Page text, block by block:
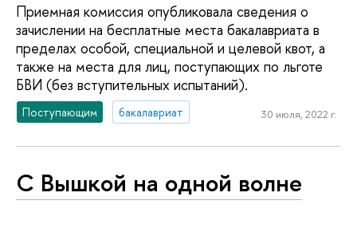
Приемная комиссия опубликовала сведения о
зачислении на бесплатные места бакалавриата в
пределах особой, специальной и целевой квот, а
также на места для лиц, поступающих по льготе
БВИ (без вступительных испытаний).
Поступающим бакалавриат 30 июля, 2022 г.
С Вышкой на одной волне